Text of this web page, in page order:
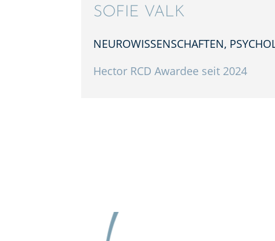
SOFIE VALK
NEURO­WIS­SEN­SCHAF­TEN,
Hector RCD Awardee seit 2024